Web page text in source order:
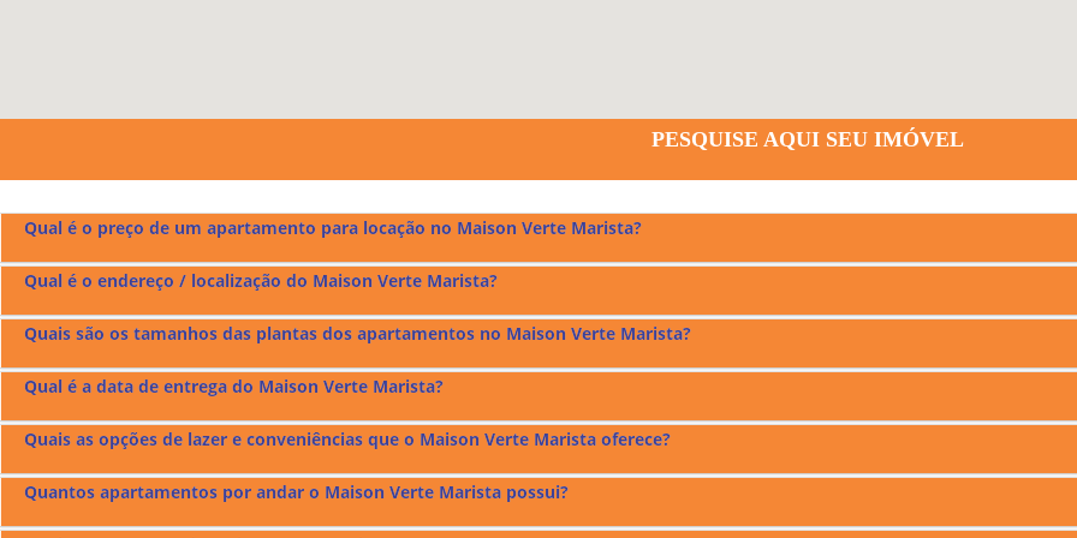
PESQUISE AQUI SEU IMÓVEL
Qual é o preço de um apartamento para locação no Maison Verte Marista?
Qual é o endereço / localização do Maison Verte Marista?
Quais são os tamanhos das plantas dos apartamentos no Maison Verte Marista?
Qual é a data de entrega do Maison Verte Marista?
Quais as opções de lazer e conveniências que o Maison Verte Marista oferece?
Quantos apartamentos por andar o Maison Verte Marista possui?